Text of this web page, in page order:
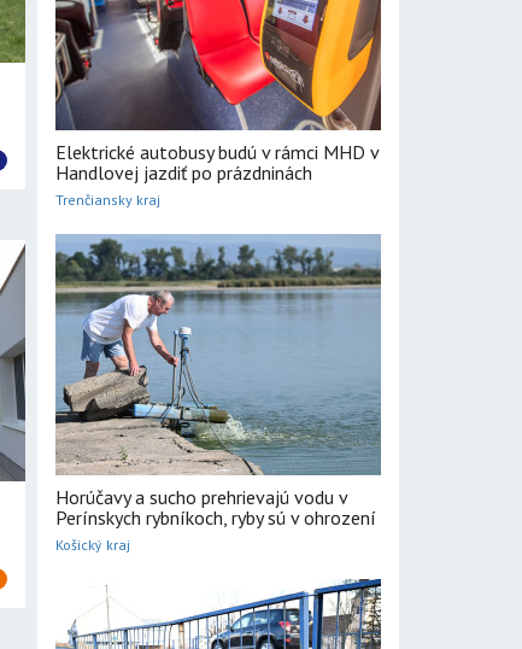
Elektrické autobusy budú v rámci MHD v
Handlovej jazdiť po prázdninách
Trenčiansky kraj
Horúčavy a sucho prehrievajú vodu v
Perínskych rybníkoch, ryby sú v ohrození
Košický kraj